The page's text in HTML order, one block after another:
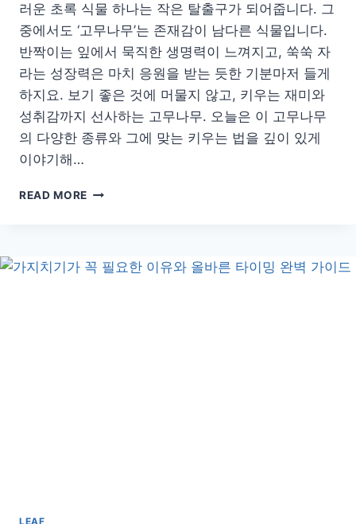
러운 초록 식물 하나는 작은 탈출구가 되어줍니다. 그
중에서도 ‘고무나무’는 존재감이 남다른 식물입니다.
반짝이는 잎에서 묵직한 생명력이 느껴지고, 쑥쑥 자
라는 성장력은 마치 응원을 받는 듯한 기분마저 들게
하지요. 보기 좋은 것에 머물지 않고, 키우는 재미와
성취감까지 선사하는 고무나무. 오늘은 이 고무나무
의 다양한 종류와 그에 맞는 키우는 법을 깊이 있게
이야기해…
READ MORE
류
LEAF